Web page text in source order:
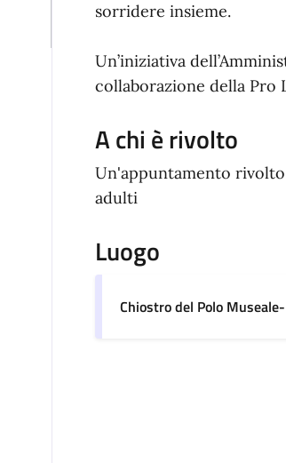
sorridere insieme.
Un’iniziativa
collaborazione della Pro
A chi è rivolto
Un'appuntamento
adulti
Luogo
Chiostro del Polo